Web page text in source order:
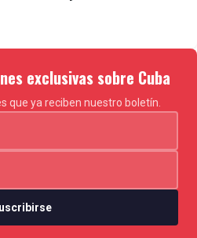
exclusivas sobre Cuba
que ya reciben nuestro boletín.